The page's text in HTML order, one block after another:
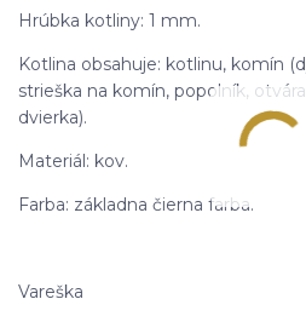
Hrúbka kotliny: 1 mm.
Kotlina obsahuje: kotlinu, komín
strieška na komín, popolník,
dvierka).
Materiál: kov.
Farba: základna čierna farba.
Vareška